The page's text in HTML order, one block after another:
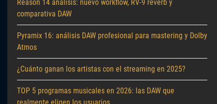
Reason 14 análisis: nuevo workflow, RV-9 reverb y
comparativa DAW
Pyramix 16: análisis DAW profesional para mastering y Dolby
Atmos
¿Cuánto ganan los artistas con el streaming en 2025?
TOP 5 programas musicales en 2026: las DAW que